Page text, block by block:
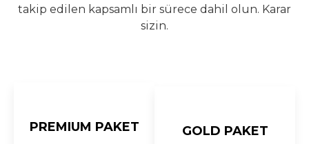
takip edilen kapsamlı bir sürece dahil olun. Karar
sizin.
PREMIUM PAKET GOLD PAKET